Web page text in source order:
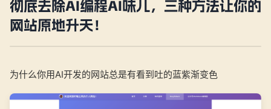
彻底去除AI编程AI味儿，三种方法让你的
网站原地升天！
为什么你用AI开发的网站总是有看到吐的蓝紫渐变色